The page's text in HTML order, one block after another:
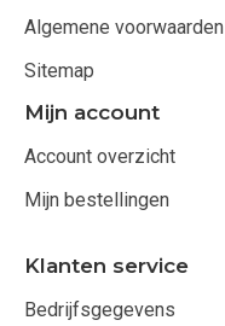
Algemene voorwaarden
Sitemap
Mijn account
Account overzicht
Mijn bestellingen
Klanten service
Bedrijfsgegevens